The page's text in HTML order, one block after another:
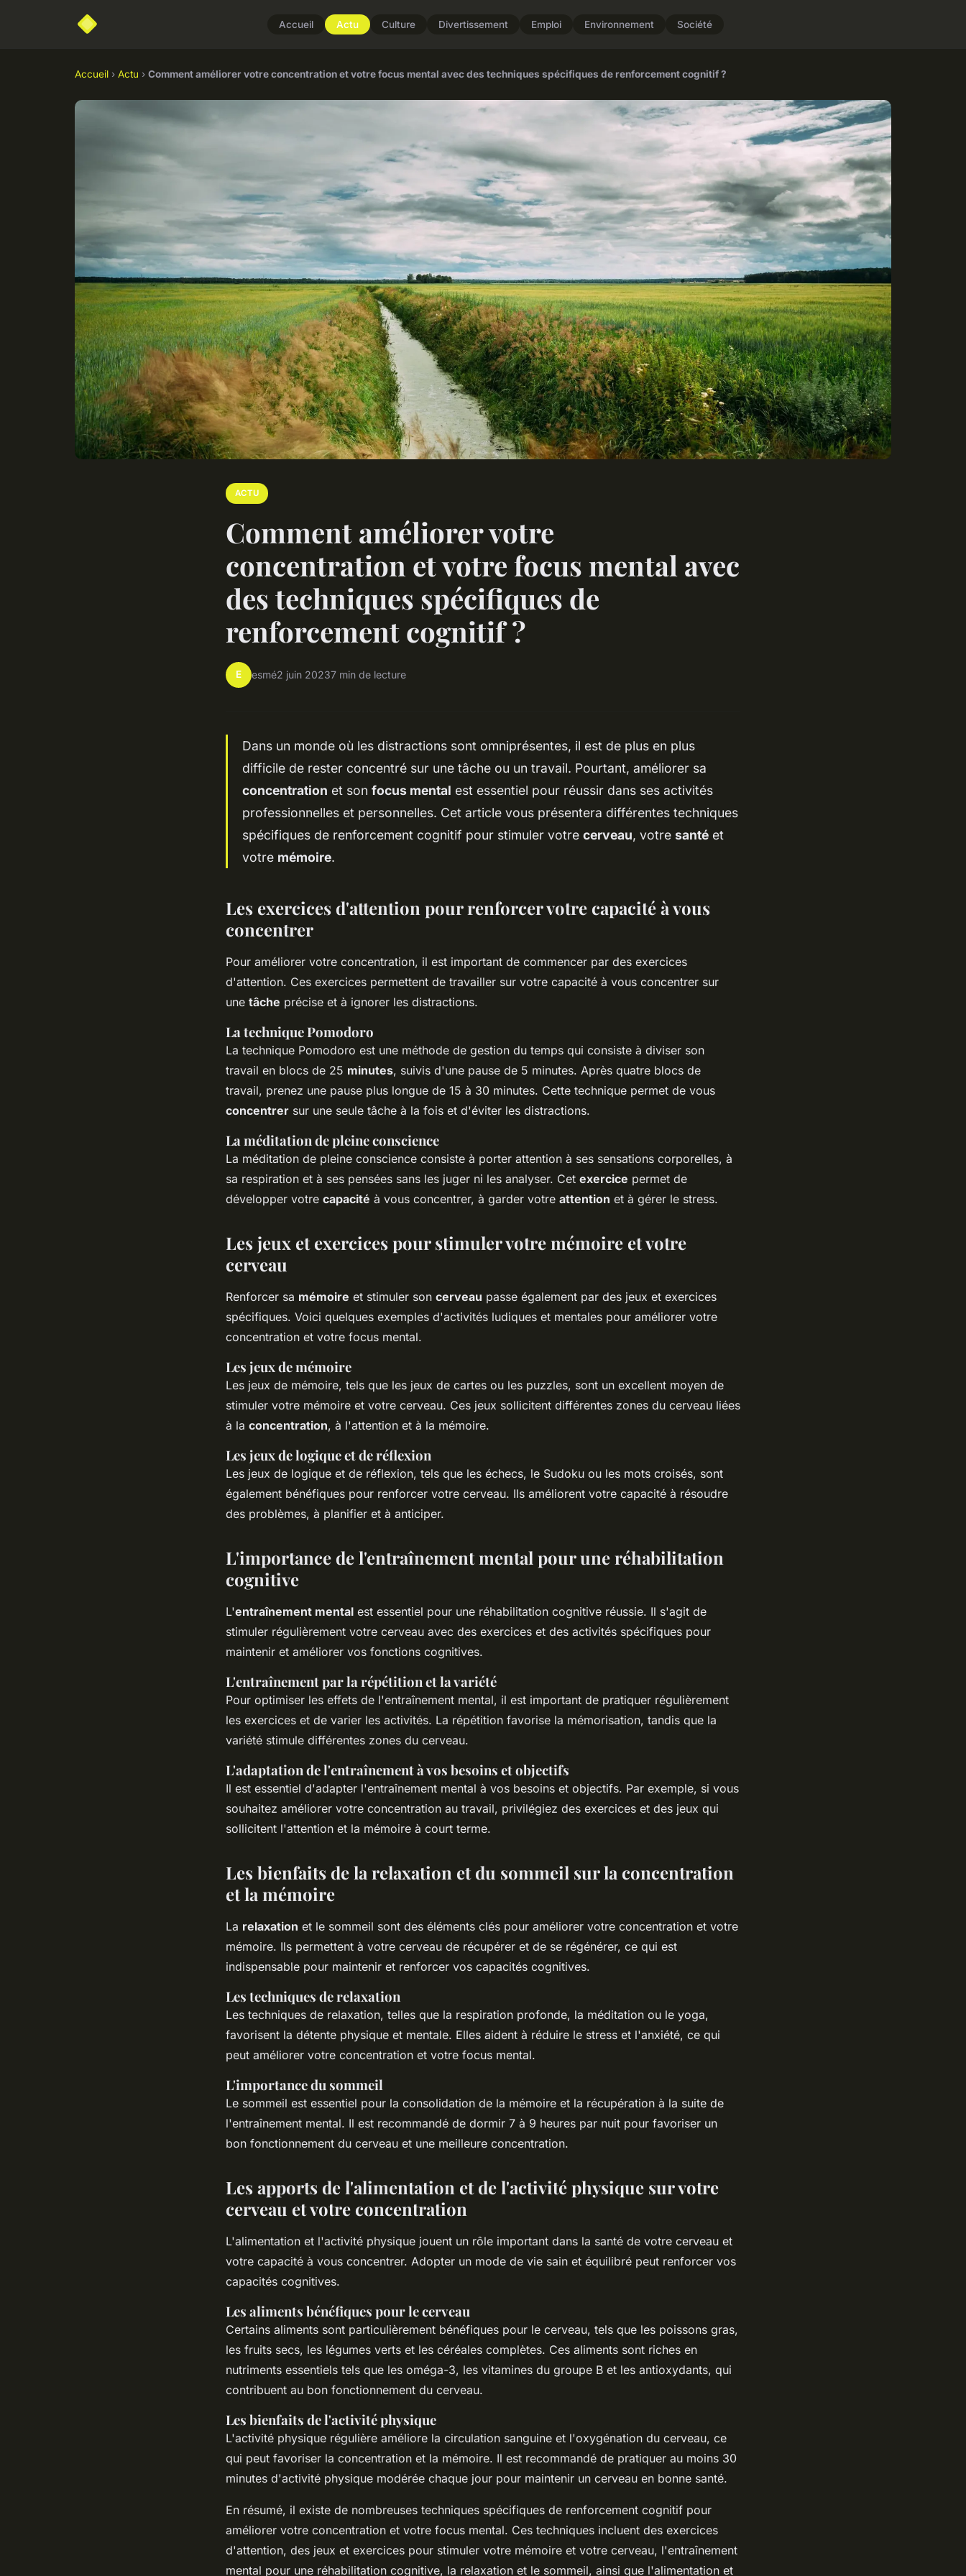
Accueil Actu Culture Divertissement Emploi Environnement Société
Accueil › Actu › Comment améliorer votre concentration et votre focus mental avec des techniques spécifiques de renforcement cognitif ?
ACTU
Comment améliorer votre
concentration et votre focus mental avec
des techniques spécifiques de
renforcement cognitif ?
E esmé2 juin 20237 min de lecture
Dans un monde où les distractions sont omniprésentes, il est de plus en plus
difficile de rester concentré sur une tâche ou un travail. Pourtant, améliorer sa
concentration et son focus mental est essentiel pour réussir dans ses activités
professionnelles et personnelles. Cet article vous présentera différentes techniques
spécifiques de renforcement cognitif pour stimuler votre cerveau, votre santé et
votre mémoire.
Les exercices d'attention pour renforcer votre capacité à vous
concentrer
Pour améliorer votre concentration, il est important de commencer par des exercices
d'attention. Ces exercices permettent de travailler sur votre capacité à vous concentrer sur
une tâche précise et à ignorer les distractions.
La technique Pomodoro
La technique Pomodoro est une méthode de gestion du temps qui consiste à diviser son
travail en blocs de 25 minutes, suivis d'une pause de 5 minutes. Après quatre blocs de
travail, prenez une pause plus longue de 15 à 30 minutes. Cette technique permet de vous
concentrer sur une seule tâche à la fois et d'éviter les distractions.
La méditation de pleine conscience
La méditation de pleine conscience consiste à porter attention à ses sensations corporelles, à
sa respiration et à ses pensées sans les juger ni les analyser. Cet exercice permet de
développer votre capacité à vous concentrer, à garder votre attention et à gérer le stress.
Les jeux et exercices pour stimuler votre mémoire et votre
cerveau
Renforcer sa mémoire et stimuler son cerveau passe également par des jeux et exercices
spécifiques. Voici quelques exemples d'activités ludiques et mentales pour améliorer votre
concentration et votre focus mental.
Les jeux de mémoire
Les jeux de mémoire, tels que les jeux de cartes ou les puzzles, sont un excellent moyen de
stimuler votre mémoire et votre cerveau. Ces jeux sollicitent différentes zones du cerveau liées
à la concentration, à l'attention et à la mémoire.
Les jeux de logique et de réflexion
Les jeux de logique et de réflexion, tels que les échecs, le Sudoku ou les mots croisés, sont
également bénéfiques pour renforcer votre cerveau. Ils améliorent votre capacité à résoudre
des problèmes, à planifier et à anticiper.
L'importance de l'entraînement mental pour une réhabilitation
cognitive
L'entraînement mental est essentiel pour une réhabilitation cognitive réussie. Il s'agit de
stimuler régulièrement votre cerveau avec des exercices et des activités spécifiques pour
maintenir et améliorer vos fonctions cognitives.
L'entraînement par la répétition et la variété
Pour optimiser les effets de l'entraînement mental, il est important de pratiquer régulièrement
les exercices et de varier les activités. La répétition favorise la mémorisation, tandis que la
variété stimule différentes zones du cerveau.
L'adaptation de l'entraînement à vos besoins et objectifs
Il est essentiel d'adapter l'entraînement mental à vos besoins et objectifs. Par exemple, si vous
souhaitez améliorer votre concentration au travail, privilégiez des exercices et des jeux qui
sollicitent l'attention et la mémoire à court terme.
Les bienfaits de la relaxation et du sommeil sur la concentration
et la mémoire
La relaxation et le sommeil sont des éléments clés pour améliorer votre concentration et votre
mémoire. Ils permettent à votre cerveau de récupérer et de se régénérer, ce qui est
indispensable pour maintenir et renforcer vos capacités cognitives.
Les techniques de relaxation
Les techniques de relaxation, telles que la respiration profonde, la méditation ou le yoga,
favorisent la détente physique et mentale. Elles aident à réduire le stress et l'anxiété, ce qui
peut améliorer votre concentration et votre focus mental.
L'importance du sommeil
Le sommeil est essentiel pour la consolidation de la mémoire et la récupération à la suite de
l'entraînement mental. Il est recommandé de dormir 7 à 9 heures par nuit pour favoriser un
bon fonctionnement du cerveau et une meilleure concentration.
Les apports de l'alimentation et de l'activité physique sur votre
cerveau et votre concentration
L'alimentation et l'activité physique jouent un rôle important dans la santé de votre cerveau et
votre capacité à vous concentrer. Adopter un mode de vie sain et équilibré peut renforcer vos
capacités cognitives.
Les aliments bénéfiques pour le cerveau
Certains aliments sont particulièrement bénéfiques pour le cerveau, tels que les poissons gras,
les fruits secs, les légumes verts et les céréales complètes. Ces aliments sont riches en
nutriments essentiels tels que les oméga-3, les vitamines du groupe B et les antioxydants, qui
contribuent au bon fonctionnement du cerveau.
Les bienfaits de l'activité physique
L'activité physique régulière améliore la circulation sanguine et l'oxygénation du cerveau, ce
qui peut favoriser la concentration et la mémoire. Il est recommandé de pratiquer au moins 30
minutes d'activité physique modérée chaque jour pour maintenir un cerveau en bonne santé.
En résumé, il existe de nombreuses techniques spécifiques de renforcement cognitif pour
améliorer votre concentration et votre focus mental. Ces techniques incluent des exercices
d'attention, des jeux et exercices pour stimuler votre mémoire et votre cerveau, l'entraînement
mental pour une réhabilitation cognitive, la relaxation et le sommeil, ainsi que l'alimentation et